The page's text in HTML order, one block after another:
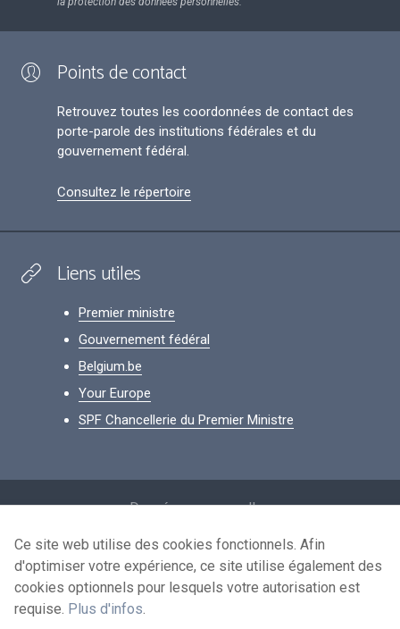
Points de contact
Retrouvez toutes les coordonnées de contact des
porte-parole des institutions fédérales et du
gouvernement fédéral.
Consultez le répertoire
Liens utiles
Premier ministre
Gouvernement fédéral
Belgium.be
Your Europe
SPF Chancellerie du Premier Ministre
Données personnelles
Conditions de réutilisation
Contactez-nous
Ce site web utilise des cookies fonctionnels. Afin
d'optimiser votre expérience, ce site utilise également des
cookies optionnels pour lesquels votre autorisation est
requise. Plus d'infos.